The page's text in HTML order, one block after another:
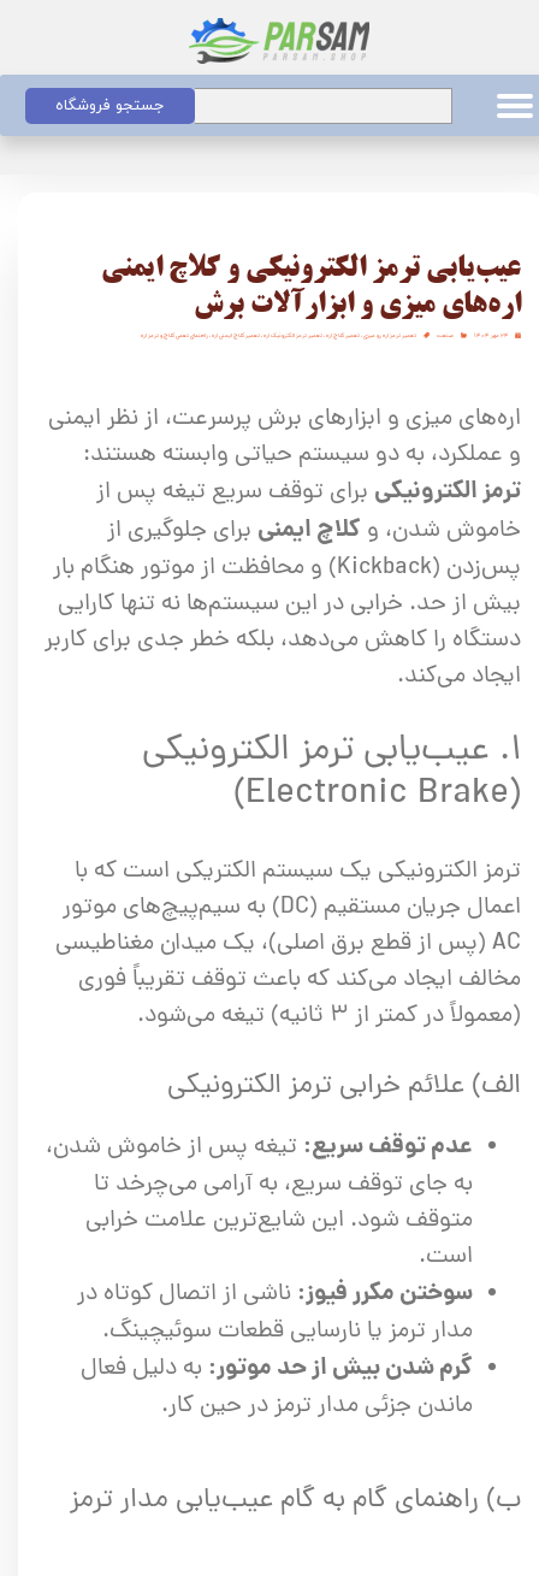
جستجو فروشگاه
عیب‌یابی ترمز الکترونیکی و کلاچ ایمنی
اره‌های میزی و ابزارآلات برش
۲۴ مهر ۱۴۰۴ صنعت تعمیر ترمز اره رو میزی،تعمیر کلاچ اره،تعمیر ترمز الکترونیک اره،تعمیر کلاچ ایمنی اره،راهنمای تعمی کلاچ و ترمز اره
اره‌های میزی و ابزارهای برش پرسرعت، از نظر ایمنی
و عملکرد، به دو سیستم حیاتی وابسته هستند:
ترمز الکترونیکی برای توقف سریع تیغه پس از
خاموش شدن، و کلاچ ایمنی برای جلوگیری از
پس‌زدن (Kickback) و محافظت از موتور هنگام بار
بیش از حد. خرابی در این سیستم‌ها نه تنها کارایی
دستگاه را کاهش می‌دهد، بلکه خطر جدی برای کاربر
ایجاد می‌کند.
۱. عیب‌یابی ترمز الکترونیکی
(Electronic Brake)
ترمز الکترونیکی یک سیستم الکتریکی است که با
اعمال جریان مستقیم (DC) به سیم‌پیچ‌های موتور
AC (پس از قطع برق اصلی)، یک میدان مغناطیسی
مخالف ایجاد می‌کند که باعث توقف تقریباً فوری
(معمولاً در کمتر از ۳ ثانیه) تیغه می‌شود.
الف) علائم خرابی ترمز الکترونیکی
عدم توقف سریع: تیغه پس از خاموش شدن،
به جای توقف سریع، به آرامی می‌چرخد تا
متوقف شود. این شایع‌ترین علامت خرابی
است.
سوختن مکرر فیوز: ناشی از اتصال کوتاه در
مدار ترمز یا نارسایی قطعات سوئیچینگ.
گرم شدن بیش از حد موتور: به دلیل فعال
ماندن جزئی مدار ترمز در حین کار.
ب) راهنمای گام به گام عیب‌یابی مدار ترمز